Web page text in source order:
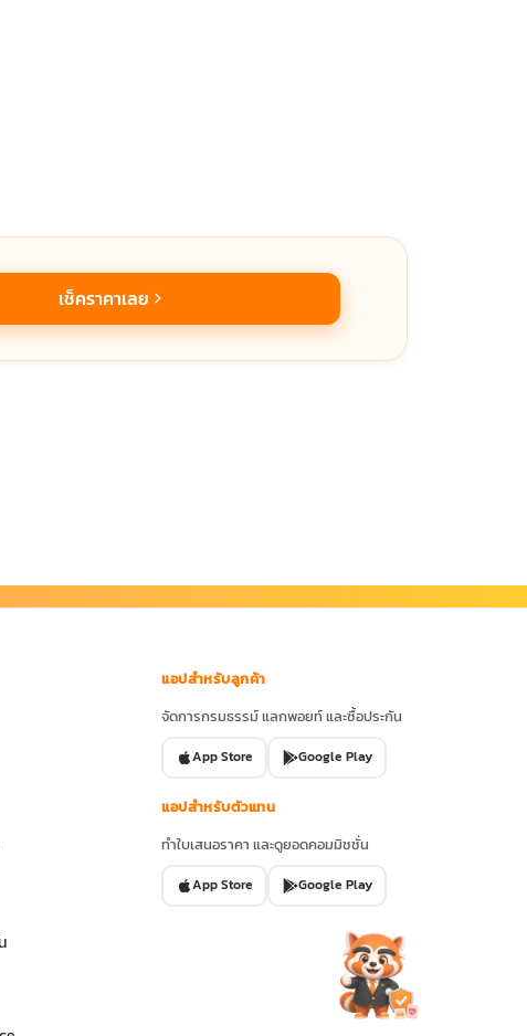
เช็คราคาเลย
แอปสำหรับลูกค้า
จัดการกรมธรรม์ แลกพอยท์ และซื้อประกัน
App Store Google Play
แอปสำหรับตัวแทน
ทำใบเสนอราคา และดูยอดคอมมิชชั่น
App Store Google Play